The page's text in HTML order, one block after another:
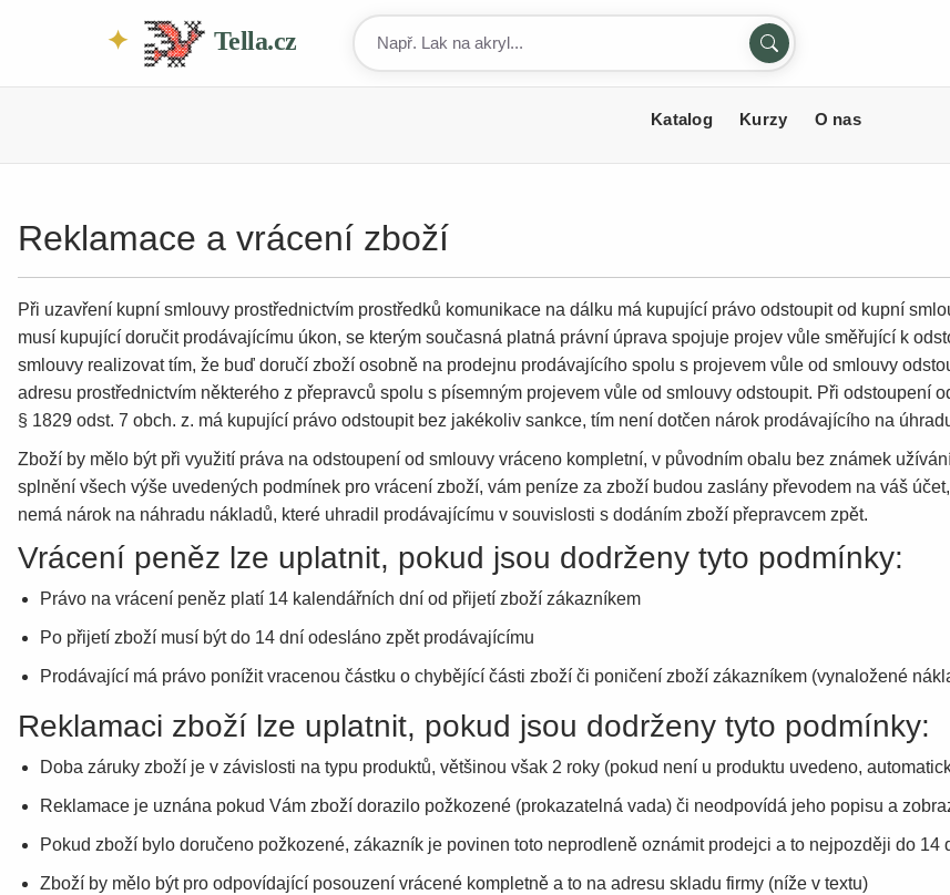
Tella.cz
Katalog Kurzy O nas
Reklamace a vrácení zboží
Při uzavření kupní smlouvy prostřednictvím prostředků komunikace na dálku má kupující právo odstoupit od kupní
musí kupující doručit prodávajícímu úkon, se kterým současná platná právní úprava spojuje projev vůle směřující k
smlouvy realizovat tím, že buď doručí zboží osobně na prodejnu prodávajícího spolu s projevem vůle od smlouvy
adresu prostřednictvím některého z přepravců spolu s písemným projevem vůle od smlouvy odstoupit. Při odstoupení
§ 1829 odst. 7 obch. z. má kupující právo odstoupit bez jakékoliv sankce, tím není dotčen nárok prodávajícího na
Zboží by mělo být při využití práva na odstoupení od smlouvy vráceno kompletní, v původním obalu bez známek
splnění všech výše uvedených podmínek pro vrácení zboží, vám peníze za zboží budou zaslány převodem na váš
nemá nárok na náhradu nákladů, které uhradil prodávajícímu v souvislosti s dodáním zboží přepravcem zpět.
Vrácení peněz lze uplatnit, pokud jsou dodrženy tyto podmínky:
Právo na vrácení peněz platí 14 kalendářních dní od přijetí zboží zákazníkem
Po přijetí zboží musí být do 14 dní odesláno zpět prodávajícímu
Prodávající má právo ponížit vracenou částku o chybějící části zboží či poničení zboží zákazníkem (vynaložené
Reklamaci zboží lze uplatnit, pokud jsou dodrženy tyto podmínky:
Doba záruky zboží je v závislosti na typu produktů, většinou však 2 roky (pokud není u produktu uvedeno,
Reklamace je uznána pokud Vám zboží dorazilo požkozené (prokazatelná vada) či neodpovídá jeho popisu a
Pokud zboží bylo doručeno požkozené, zákazník je povinen toto neprodleně oznámit prodejci a to nejpozději do 14
Zboží by mělo být pro odpovídající posouzení vrácené kompletně a to na adresu skladu firmy (níže v textu)